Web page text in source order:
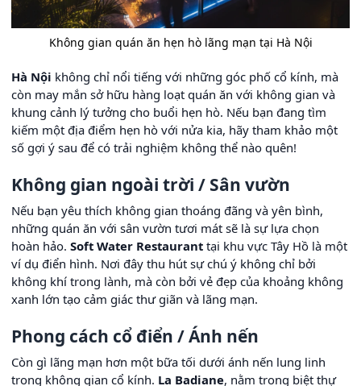
Không gian quán ăn hẹn hò lãng mạn tại Hà Nội
Hà Nội không chỉ nổi tiếng với những góc phố cổ kính, mà
còn may mắn sở hữu hàng loạt quán ăn với không gian và
khung cảnh lý tưởng cho buổi hẹn hò. Nếu bạn đang tìm
kiếm một địa điểm hẹn hò với nửa kia, hãy tham khảo một
số gợi ý sau để có trải nghiệm không thể nào quên!
Không gian ngoài trời / Sân vườn
Nếu bạn yêu thích không gian thoáng đãng và yên bình,
những quán ăn với sân vườn tươi mát sẽ là sự lựa chọn
hoàn hảo. Soft Water Restaurant tại khu vực Tây Hồ là một
ví dụ điển hình. Nơi đây thu hút sự chú ý không chỉ bởi
không khí trong lành, mà còn bởi vẻ đẹp của khoảng không
xanh lớn tạo cảm giác thư giãn và lãng mạn.
Phong cách cổ điển / Ánh nến
Còn gì lãng mạn hơn một bữa tối dưới ánh nến lung linh
trong không gian cổ kính. La Badiane, nằm trong biệt thự